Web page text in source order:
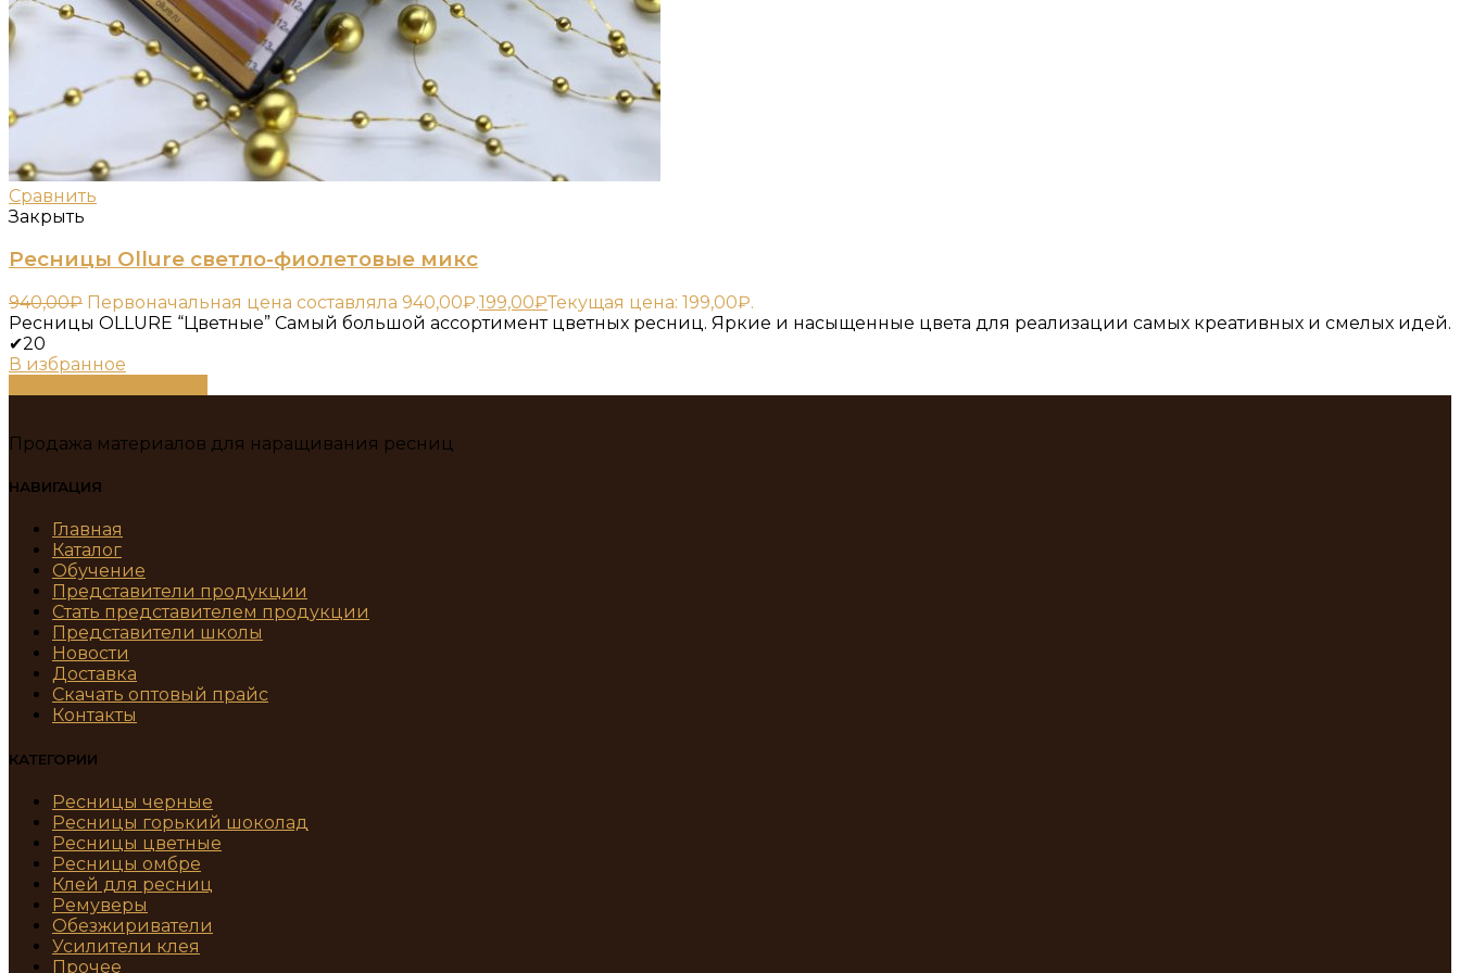
Сравнить
Закрыть
Ресницы Ollure светло-фиолетовые микс
940,00₽ Первоначальная цена составляла 940,00₽.199,00₽Текущая цена: 199,00₽.
Ресницы OLLURE “Цветные” Самый большой ассортимент цветных ресниц. Яркие и насыщенные цвета для реализации самых креативных и смелых идей.
✔20
В избранное
Продажа материалов для наращивания ресниц
НАВИГАЦИЯ
Главная
Каталог
Обучение
Представители продукции
Стать представителем продукции
Представители школы
Новости
Доставка
Скачать оптовый прайс
Контакты
КАТЕГОРИИ
Ресницы черные
Ресницы горький шоколад
Ресницы цветные
Ресницы омбре
Клей для ресниц
Ремуверы
Обезжириватели
Усилители клея
Прочее